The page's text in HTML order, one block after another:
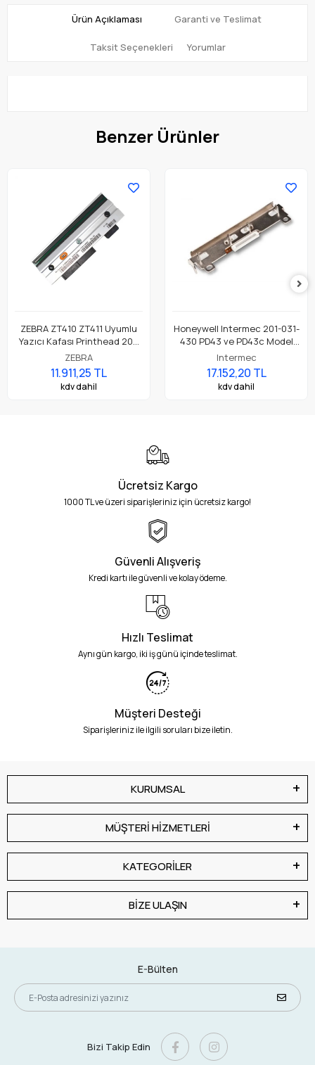
Ürün Açıklaması Garanti ve Teslimat
Taksit Seçenekleri Yorumlar
Benzer Ürünler
ZEBRA ZT410 ZT411 Uyumlu
Yazıcı Kafası Printhead 203
Dpi Parça No: P1058930-009
ZEBRA
11.911,25 TL
kdv dahil
Honeywell Intermec 201-031-
430 PD43 ve PD43c Model
Barkod Etiket Yazıcı 203 Dpi
Termal Baskı Kafası
Intermec
17.152,20 TL
kdv dahil
Ücretsiz Kargo
1000 TL ve üzeri siparişleriniz için ücretsiz kargo!
Güvenli Alışveriş
Kredi kartı ile güvenli ve kolay ödeme.
Hızlı Teslimat
Aynı gün kargo, iki iş günü içinde teslimat.
Müşteri Desteği
Siparişleriniz ile ilgili soruları bize iletin.
KURUMSAL
MÜŞTERİ HİZMETLERİ
KATEGORİLER
BİZE ULAŞIN
E-Bülten
Bizi Takip Edin